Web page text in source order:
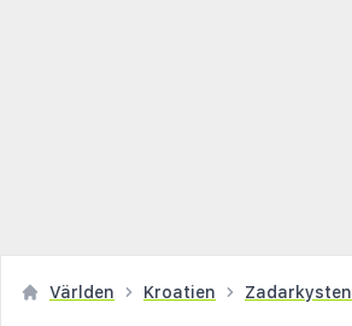
Världen Kroatien Zadarkysten